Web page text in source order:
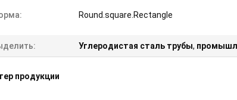
Round.square.Rectangle
Углеродистая сталь трубы,
продукции